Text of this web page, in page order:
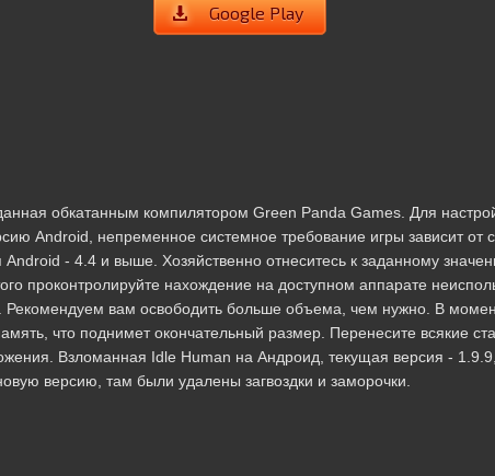
Google Play
обкатанным компилятором Green Panda Games. Для
Android, непременное системное требование игры зависит от
- 4.4 и выше. Хозяйственно отнеситесь к заданному
проконтролируйте нахождение на доступном аппарате
вам освободить больше объема, чем нужно. В
что поднимет окончательный размер. Перенесите всякие
Взломанная Idle Human на Андроид, текущая версия -
версию, там были удалены загвоздки и заморочки.